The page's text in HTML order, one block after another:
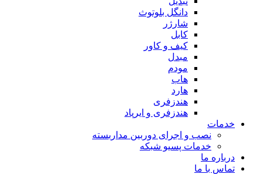
دانگل بلوتوث
شارژر
کابل
کیف و کاور
مبدل
مودم
هاب
هارد
هندزفری
هندزفری و ایرپاد
خدمات
نصب و اجرای دوربین مداربسته
خدمات پسیو شبکه
درباره ما
تماس با ما